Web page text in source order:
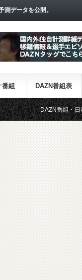
データを公開。
番組 DAZN番組表
番組・日程表